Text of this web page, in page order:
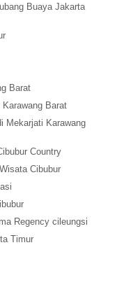
Buaya Jakarta
Barat
Barat
Mekarjati Karawang
Country
Cibubur
Regency cileungsi
Timur